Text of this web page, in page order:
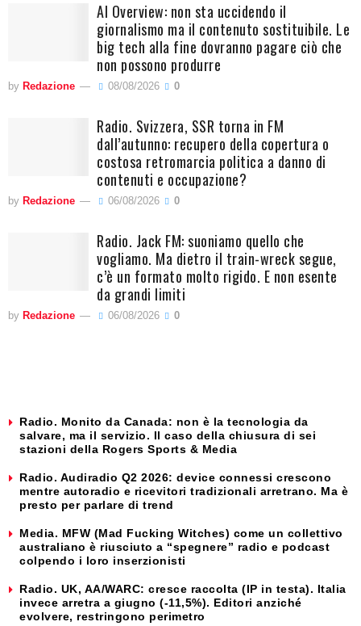
AI Overview: non sta uccidendo il
giornalismo ma il contenuto sostituibile. Le
big tech alla fine dovranno pagare ciò che
non possono produrre
by Redazione 08/08/2026 0
Radio. Svizzera, SSR torna in FM
dall’autunno: recupero della copertura o
costosa retromarcia politica a danno di
contenuti e occupazione?
by Redazione 06/08/2026 0
Radio. Jack FM: suoniamo quello che
vogliamo. Ma dietro il train-wreck segue,
c’è un formato molto rigido. E non esente
da grandi limiti
by Redazione 06/08/2026 0
Radio. Monito da Canada: non è la tecnologia da
salvare, ma il servizio. Il caso della chiusura di sei
stazioni della Rogers Sports & Media
Radio. Audiradio Q2 2026: device connessi crescono
mentre autoradio e ricevitori tradizionali arretrano. Ma è
presto per parlare di trend
Media. MFW (Mad Fucking Witches) come un collettivo
australiano è riusciuto a “spegnere” radio e podcast
colpendo i loro inserzionisti
Radio. UK, AA/WARC: cresce raccolta (IP in testa). Italia
invece arretra a giugno (-11,5%). Editori anziché
evolvere, restringono perimetro